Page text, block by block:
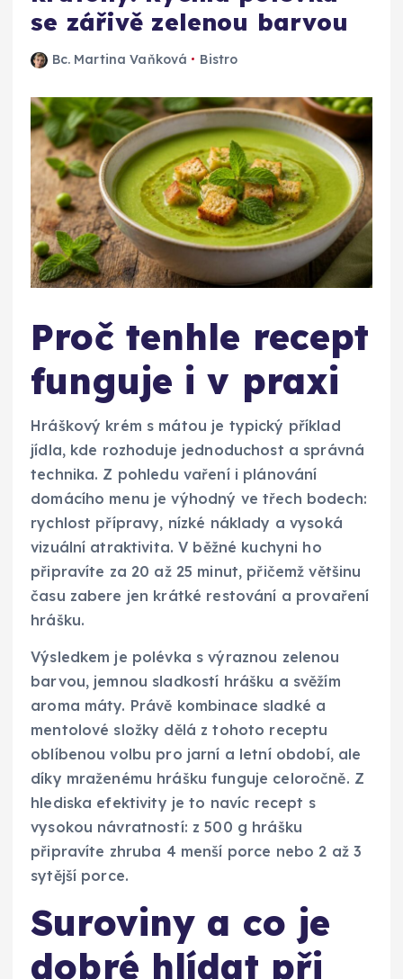
se zářivě zelenou barvou
Bc. Martina Vaňková Bistro
Proč tenhle recept
funguje i v praxi
Hráškový krém s mátou je typický příklad
jídla, kde rozhoduje jednoduchost a správná
technika. Z pohledu vaření i plánování
domácího menu je výhodný ve třech bodech:
rychlost přípravy, nízké náklady a vysoká
vizuální atraktivita. V běžné kuchyni ho
připravíte za 20 až 25 minut, přičemž většinu
času zabere jen krátké restování a provaření
hrášku.
Výsledkem je polévka s výraznou zelenou
barvou, jemnou sladkostí hrášku a svěžím
aroma máty. Právě kombinace sladké a
mentolové složky dělá z tohoto receptu
oblíbenou volbu pro jarní a letní období, ale
díky mraženému hrášku funguje celoročně. Z
hlediska efektivity je to navíc recept s
vysokou návratností: z 500 g hrášku
připravíte zhruba 4 menší porce nebo 2 až 3
sytější porce.
Suroviny a co je
dobré hlídat při